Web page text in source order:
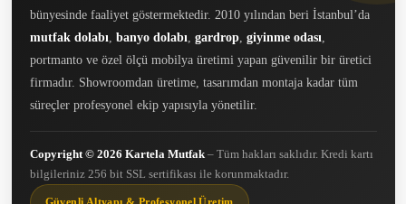
bünyesinde faaliyet göstermektedir. 2010 yılından beri İstanbul’da
mutfak dolabı banyo dolabı gardrop, giyinme odası
portmanto ve özel ölçü mobilya üretimi yapan güvenilir bir üretici
firmadır. Showroomdan üretime, tasarımdan montaja kadar tüm
süreçler profesyonel ekip yapısıyla yönetilir.
Copyright © 2026 Kartela Mutfak– Tüm hakları saklıdır. Kredi kartı
bilgileriniz 256 bit SSL sertifikası ile korunmaktadır.